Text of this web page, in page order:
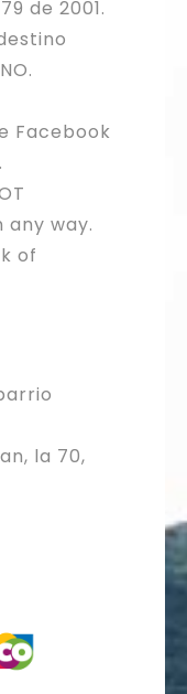
de 2001.
Facebook
any way.
of
la 70,